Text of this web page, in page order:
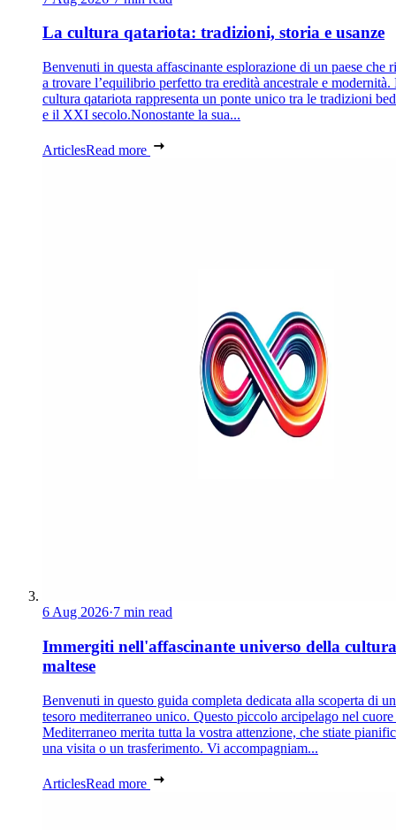
La cultura qatariota: tradizioni, storia e usanze
Benvenuti in questa affascinante esplorazione di un paese che
a trovare l’equilibrio perfetto tra eredità ancestrale e modernità.
cultura qatariota rappresenta un ponte unico tra le tradizioni
e il XXI secolo.Nonostante la sua...
ArticlesRead more
6 Aug 2026·7 min read
Immergiti nell'affascinante universo della cultura
maltese
Benvenuti in questo guida completa dedicata alla scoperta di un
tesoro mediterraneo unico. Questo piccolo arcipelago nel
Mediterraneo merita tutta la vostra attenzione, che stiate
una visita o un trasferimento. Vi accompagniam...
ArticlesRead more